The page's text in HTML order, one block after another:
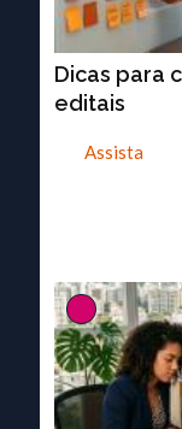
Dicas para
editais
Assista